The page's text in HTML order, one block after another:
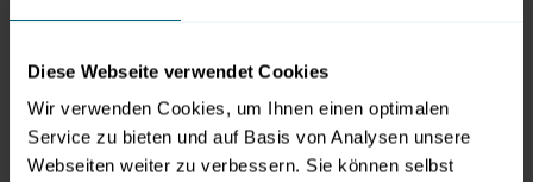
Diese Webseite verwendet Cookies
Wir verwenden Cookies, um Ihnen einen optimalen
Service zu bieten und auf Basis von Analysen unsere
Webseiten weiter zu verbessern. Sie können selbst